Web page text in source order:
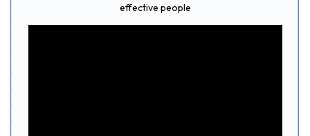
effective people